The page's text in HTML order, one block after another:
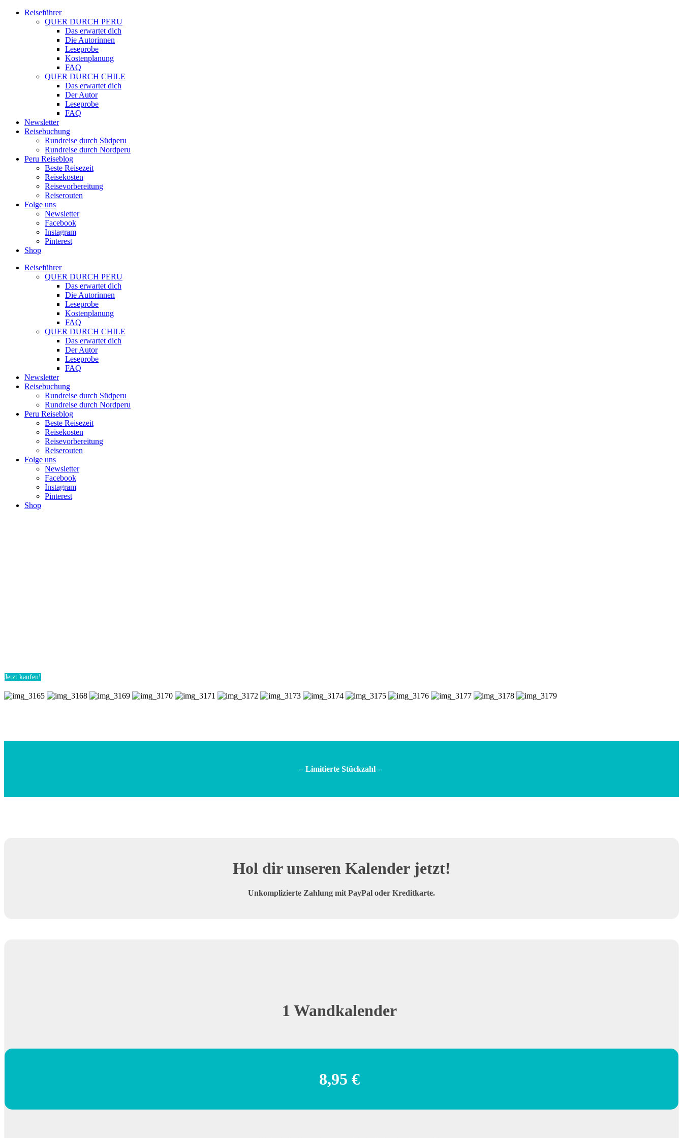
Reiseführer
QUER DURCH PERU
Das erwartet dich
Die Autorinnen
Leseprobe
Kostenplanung
FAQ
QUER DURCH CHILE
Das erwartet dich
Der Autor
Leseprobe
FAQ
Newsletter
Reisebuchung
Rundreise durch Südperu
Rundreise durch Nordperu
Peru Reiseblog
Beste Reisezeit
Reisekosten
Reisevorbereitung
Reiserouten
Folge uns
Newsletter
Facebook
Instagram
Pinterest
Shop
Reiseführer
QUER DURCH PERU
Das erwartet dich
Die Autorinnen
Leseprobe
Kostenplanung
FAQ
QUER DURCH CHILE
Das erwartet dich
Der Autor
Leseprobe
FAQ
Newsletter
Reisebuchung
Rundreise durch Südperu
Rundreise durch Nordperu
Peru Reiseblog
Beste Reisezeit
Reisekosten
Reisevorbereitung
Reiserouten
Folge uns
Newsletter
Facebook
Instagram
Pinterest
Shop
Jetzt kaufen!
– Limitierte Stückzahl –
Hol dir unseren Kalender jetzt!
Unkomplizierte Zahlung mit PayPal oder Kreditkarte.
1 Wandkalender
8,95 €